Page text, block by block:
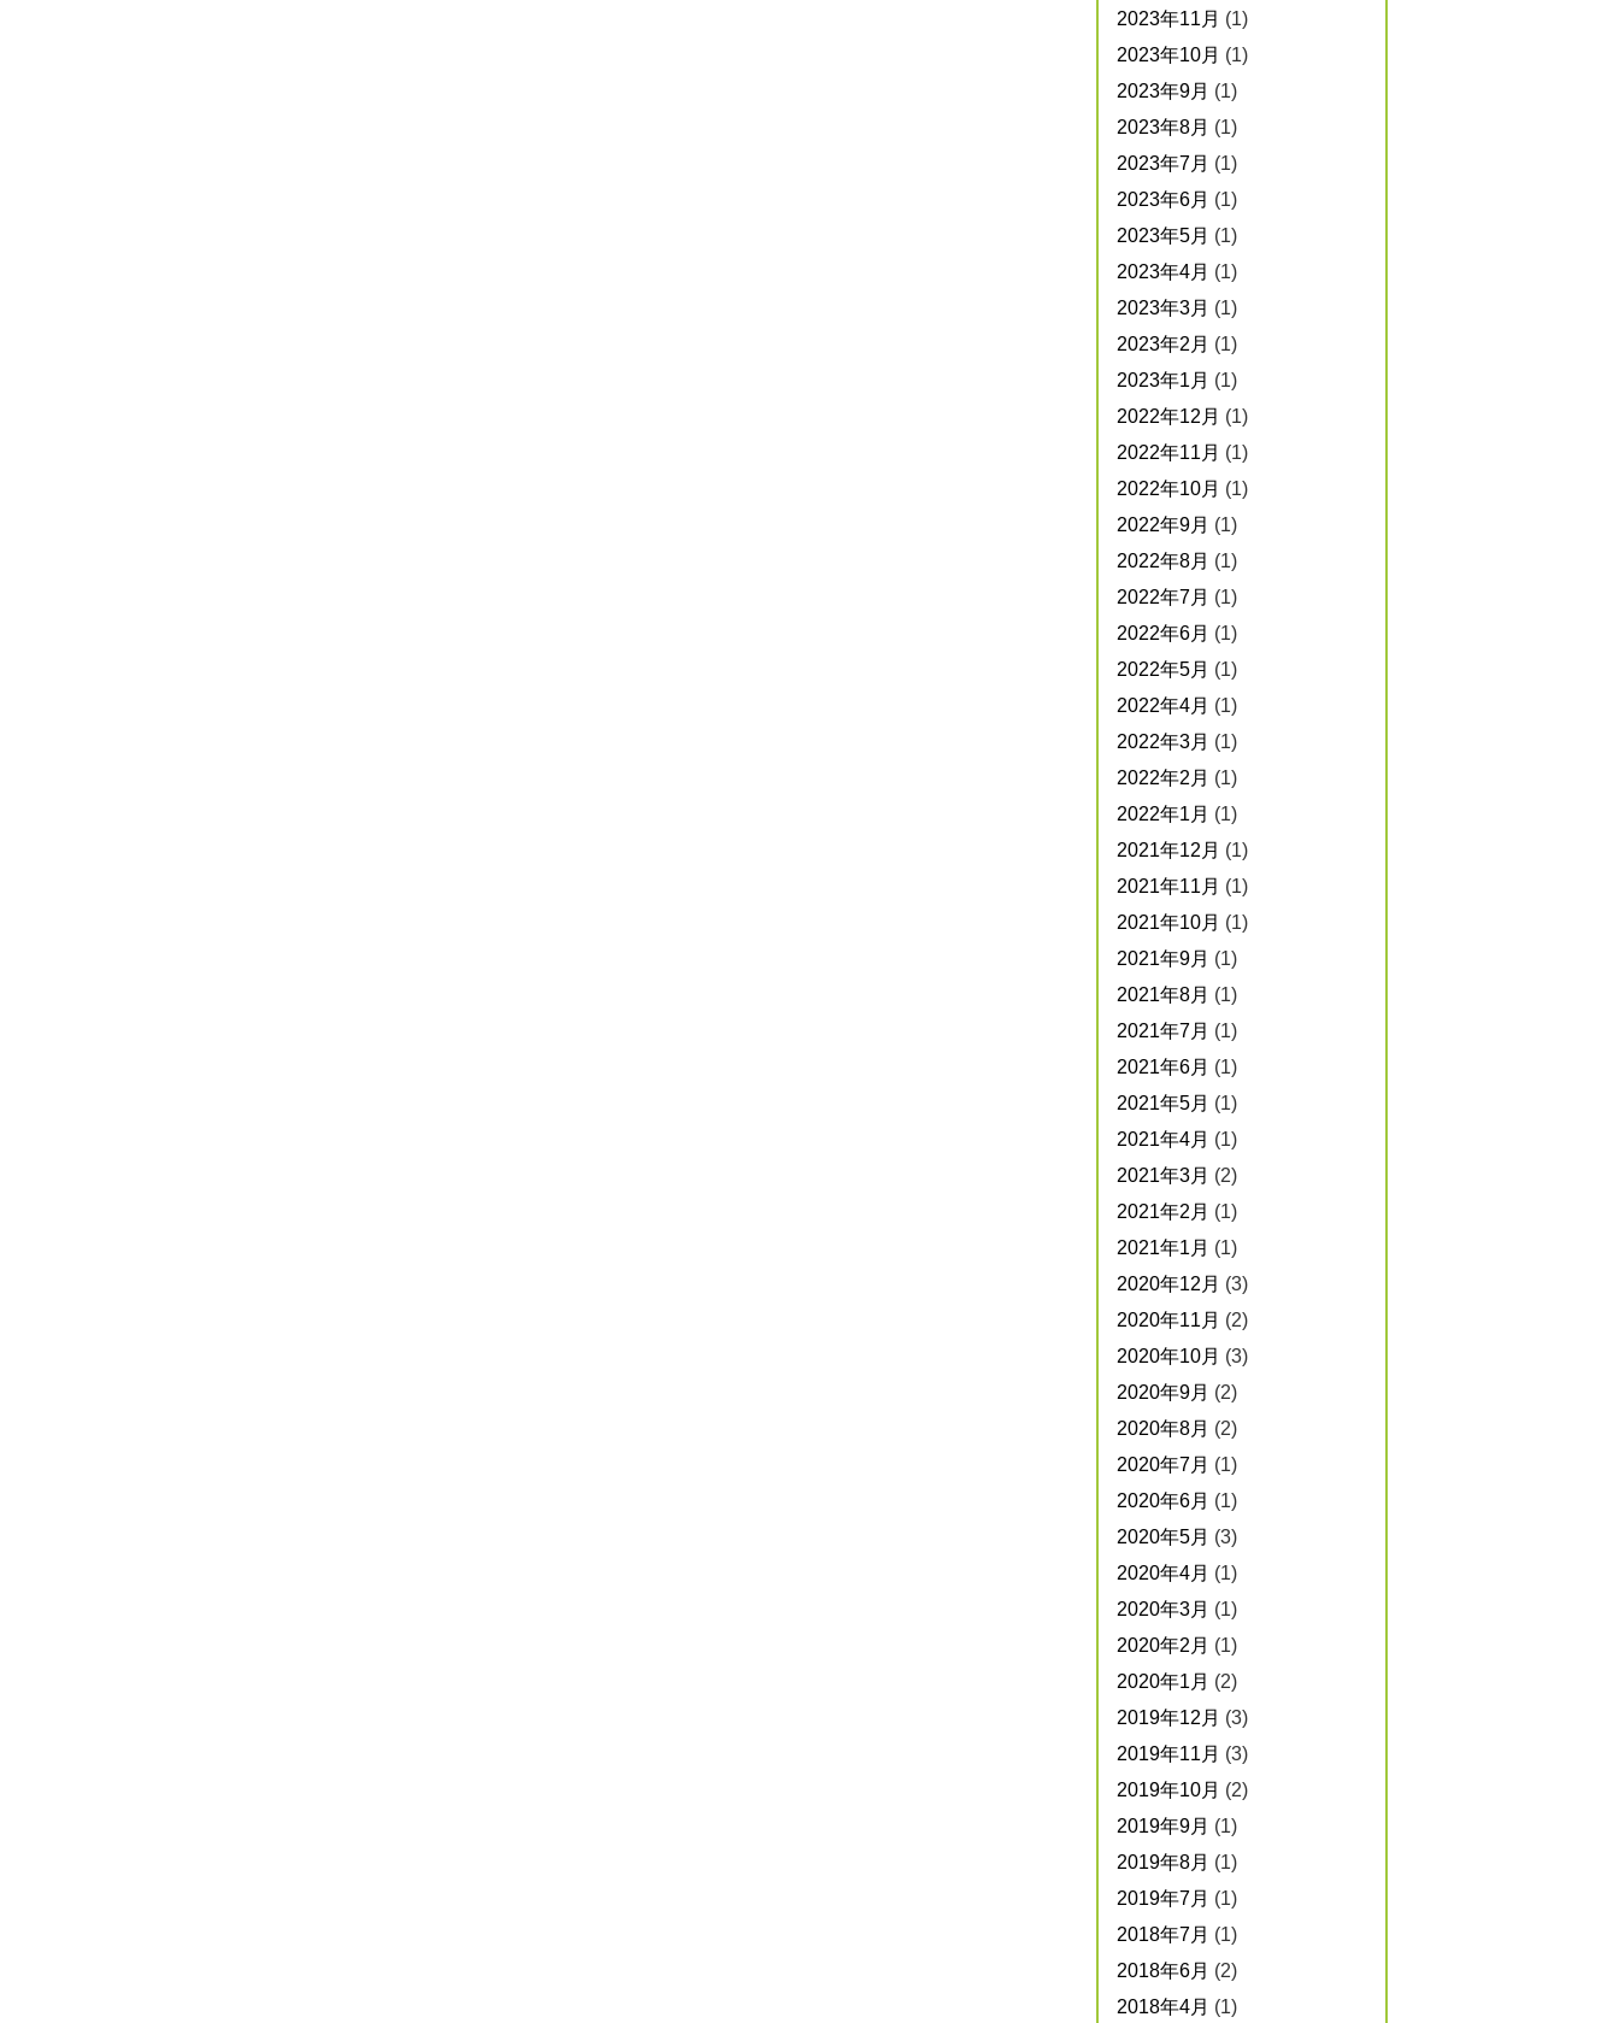
2023年11月 (1)
2023年10月 (1)
2023年9月 (1)
2023年8月 (1)
2023年7月 (1)
2023年6月 (1)
2023年5月 (1)
2023年4月 (1)
2023年3月 (1)
2023年2月 (1)
2023年1月 (1)
2022年12月 (1)
2022年11月 (1)
2022年10月 (1)
2022年9月 (1)
2022年8月 (1)
2022年7月 (1)
2022年6月 (1)
2022年5月 (1)
2022年4月 (1)
2022年3月 (1)
2022年2月 (1)
2022年1月 (1)
2021年12月 (1)
2021年11月 (1)
2021年10月 (1)
2021年9月 (1)
2021年8月 (1)
2021年7月 (1)
2021年6月 (1)
2021年5月 (1)
2021年4月 (1)
2021年3月 (2)
2021年2月 (1)
2021年1月 (1)
2020年12月 (3)
2020年11月 (2)
2020年10月 (3)
2020年9月 (2)
2020年8月 (2)
2020年7月 (1)
2020年6月 (1)
2020年5月 (3)
2020年4月 (1)
2020年3月 (1)
2020年2月 (1)
2020年1月 (2)
2019年12月 (3)
2019年11月 (3)
2019年10月 (2)
2019年9月 (1)
2019年8月 (1)
2019年7月 (1)
2018年7月 (1)
2018年6月 (2)
2018年4月 (1)